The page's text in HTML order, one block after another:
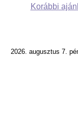
Korábbi
2026. augusztus 7.